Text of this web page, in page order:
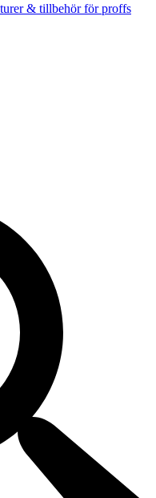
& tillbehör för proffs